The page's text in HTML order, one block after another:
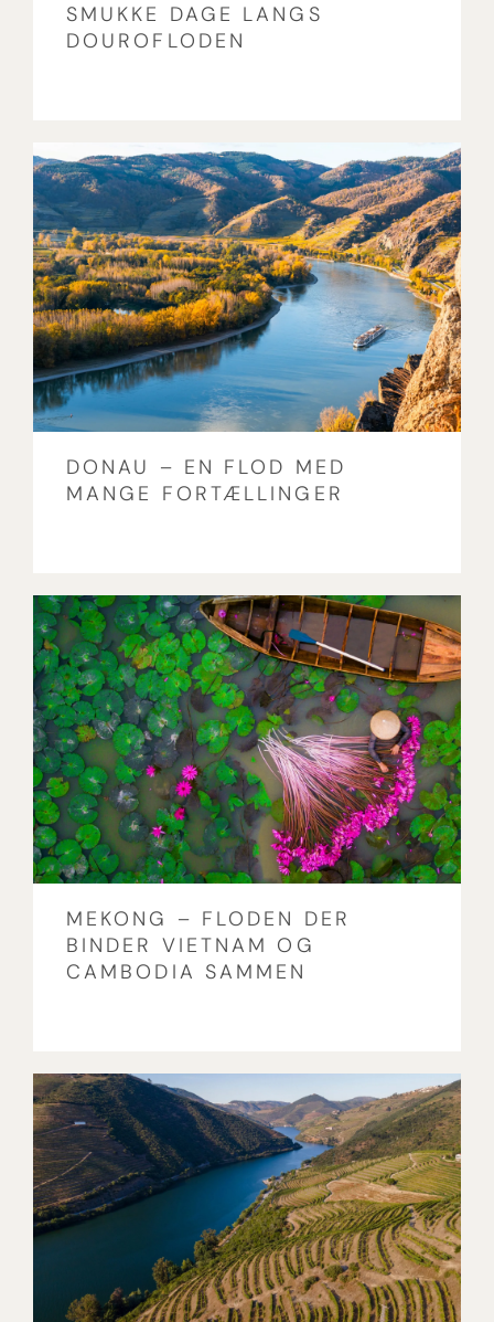
SMUKKE DAGE LANGS
DOUROFLODEN
DONAU – EN FLOD MED
MANGE FORTÆLLINGER
MEKONG – FLODEN DER
BINDER VIETNAM OG
CAMBODIA SAMMEN